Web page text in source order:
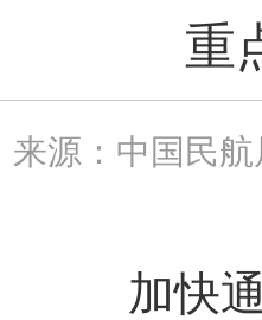
重
来源：中国民航
加快通